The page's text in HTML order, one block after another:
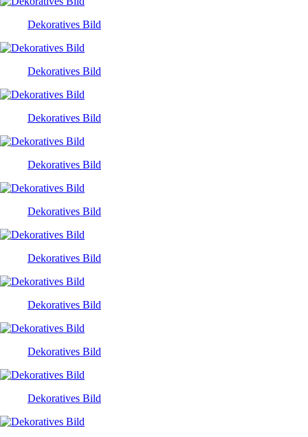
Dekoratives Bild
Dekoratives Bild
Dekoratives Bild
Dekoratives Bild
Dekoratives Bild
Dekoratives Bild
Dekoratives Bild
Dekoratives Bild
Dekoratives Bild